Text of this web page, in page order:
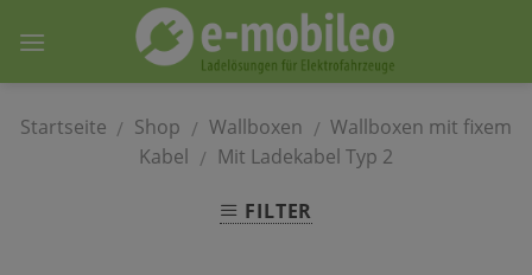
Startseite / Shop / Wallboxen / Wallboxen mit fixem
Kabel / Mit Ladekabel Typ 2
FILTER